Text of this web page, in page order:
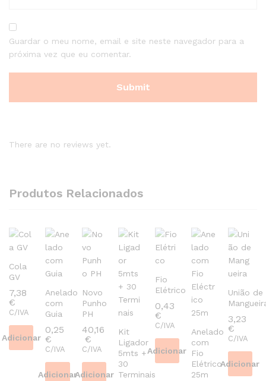
Guardar o meu nome, email e site neste navegador para a
próxima vez que eu comentar.
There are no reviews yet.
Produtos Relacionados
Cola
GV
7,38
€
C/IVA
Adicionar
Anelado
com
Guia
0,25
€
C/IVA
Adicionar
Novo
Punho
PH
40,16
€
C/IVA
Adicionar
Kit
Ligador
5mts +
30
Terminais
Fio
Elétrico
0,43
€
C/IVA
Adicionar
Anelado
com
Fio
Elétrico
25m
União de
3,23
€
C/IVA
Adicionar